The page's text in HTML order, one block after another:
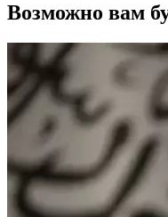
Возможно вам